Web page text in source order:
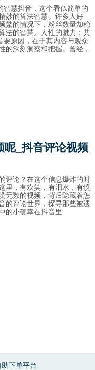
智慧抖音，这个看似简单的
妙的算法智慧。许多人好
繁的情况下，粉丝数量却稳
法的智慧。人性的魅力：共
要原因，在于其内容与观众
的深刻洞察和把握。曾经，
呢_抖音评论视频
评论？在这个信息爆炸的时
里，有欢笑，有泪水，有愤
无数的视频，背后隐藏着怎
的评论世界，探寻那些被遗
的小确幸在抖音里
下单平台